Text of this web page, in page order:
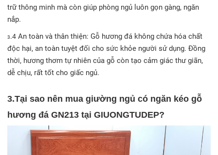
trữ thông minh mà còn giúp phòng ngủ luôn gọn gàng, ngăn
nắp.
3.4 An toàn và thân thiện: Gỗ hương đá không chứa hóa chất
độc hại, an toàn tuyệt đối cho sức khỏe người sử dụng. Đồng
thời, hương thơm tự nhiên của gỗ còn tạo cảm giác thư giãn,
dễ chịu, rất tốt cho giấc ngủ.
3.Tại sao nên mua giường ngủ có ngăn kéo gỗ
hương đá GN213 tại GIUONGTUDEP?